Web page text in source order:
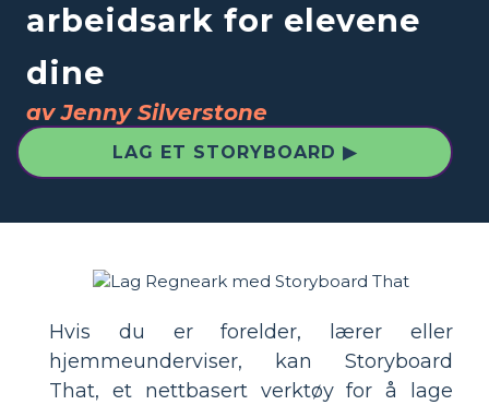
arbeidsark for elevene
dine
av Jenny Silverstone
LAG ET STORYBOARD ▶
Hvis du er forelder, lærer eller
hjemmeunderviser, kan Storyboard
That, et nettbasert verktøy for å lage